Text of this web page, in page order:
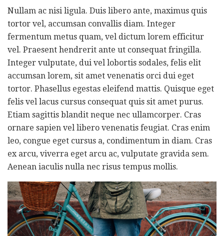
Nullam ac nisi ligula. Duis libero ante, maximus quis
tortor vel, accumsan convallis diam. Integer
fermentum metus quam, vel dictum lorem efficitur
vel. Praesent hendrerit ante ut consequat fringilla.
Integer vulputate, dui vel lobortis sodales, felis elit
accumsan lorem, sit amet venenatis orci dui eget
tortor. Phasellus egestas eleifend mattis. Quisque eget
felis vel lacus cursus consequat quis sit amet purus.
Etiam sagittis blandit neque nec ullamcorper. Cras
ornare sapien vel libero venenatis feugiat. Cras enim
leo, congue eget cursus a, condimentum in diam. Cras
ex arcu, viverra eget arcu ac, vulputate gravida sem.
Aenean iaculis nulla nec risus tempus mollis.